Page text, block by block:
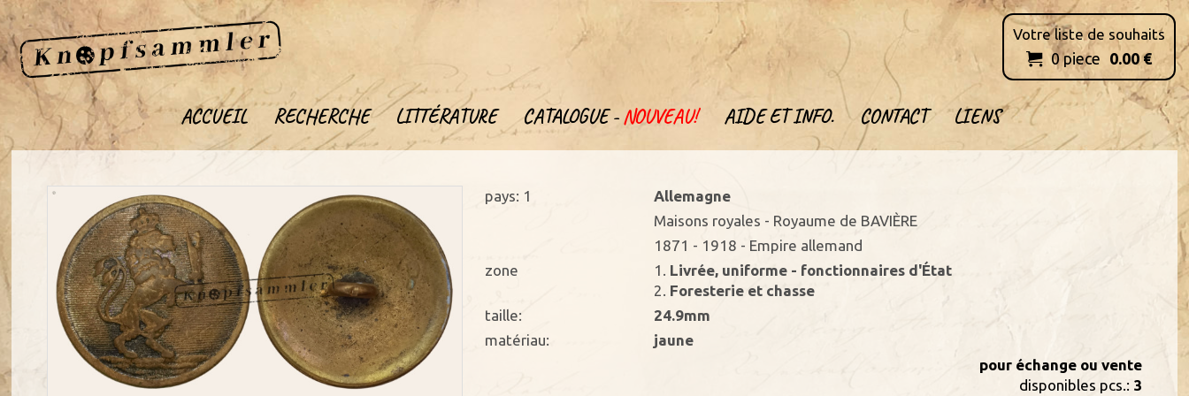
ACCUEIL RECHERCHE LITTÉRATURE CATALOGUE -NOUVEAU! AIDE ET INFO. CONTACT LIENS
Votre liste de souhaits
 0piece 0.00€
pays: 1
Allemagne
Maisons royales - Royaume de BAVIÈRE
1871 - 1918 - Empire allemand
zone
1. Livrée, uniforme - fonctionnaires d'État
2. Foresterie et chasse
taille:
24.9mm
matériau:
jaune
pour échange ou vente
disponibles pcs.: 3